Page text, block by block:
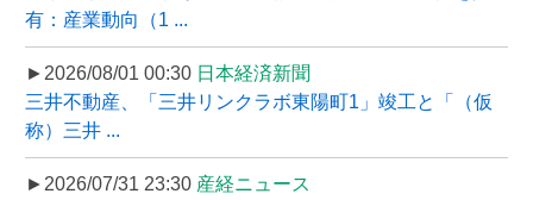
有：産業動向（1 ...
►2026/08/01 00:30 日本経済新聞
三井不動産、「三井リンクラボ東陽町1」竣工と「（仮
称）三井 ...
►2026/07/31 23:30 産経ニュース